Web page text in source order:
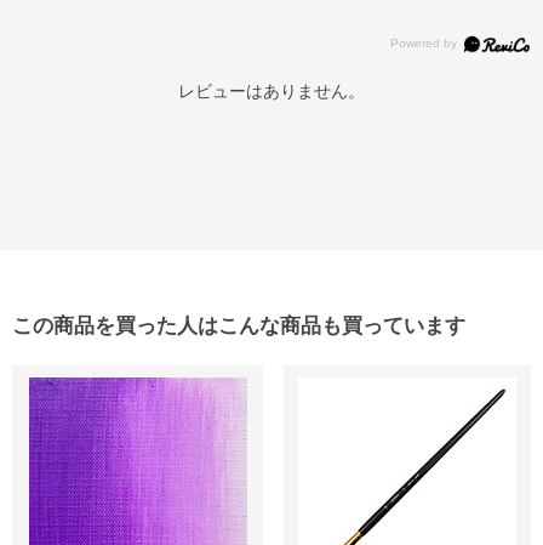
レビューはありません。
この商品を買った人はこんな商品も買っています